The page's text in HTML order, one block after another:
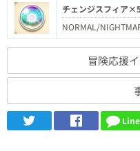
チェンジスフィア
NORMAL/
冒険応援
Line